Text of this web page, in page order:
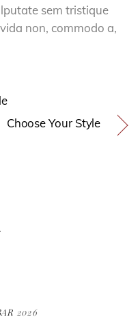
sem tristique
non, commodo a,
Choose Your Style
2026